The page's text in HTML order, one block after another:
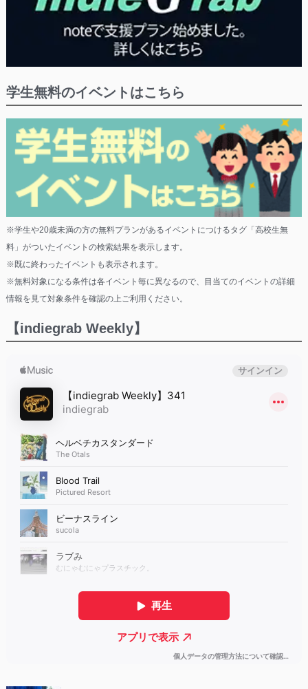
学生無料のイベントはこちら
※学生や20歳未満の方の無料プランがあるイベントにつけるタグ「高校生無
料」がついたイベントの検索結果を表示します。
※既に終わったイベントも表示されます。
※無料対象になる条件は各イベント毎に異なるので、目当てのイベントの詳細
情報を見て対象条件を確認の上ご利用ください。
【indiegrab Weekly】